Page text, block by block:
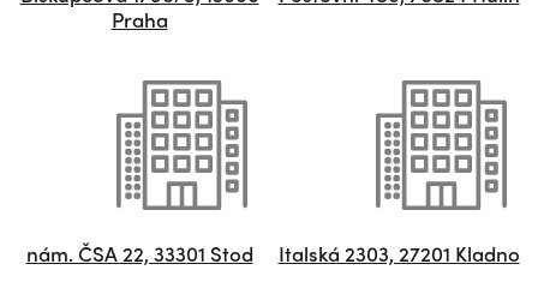
Praha
nám. ČSA 22, 33301 Stod Italská 2303, 27201 Kladno